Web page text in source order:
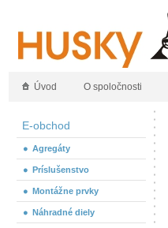
Úvod O spoločnosti
E-obchod
Agregáty
Príslušenstvo
Montážne prvky
Náhradné diely